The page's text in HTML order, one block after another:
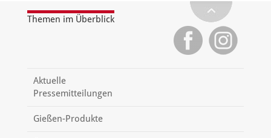
Themen im Überblick
Aktuelle
Pressemitteilungen
Gießen-Produkte